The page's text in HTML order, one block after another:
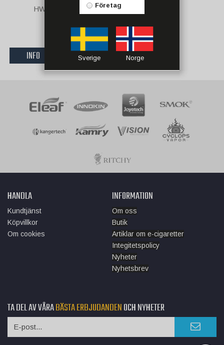
HW-N 0,2 Coil
INFO KÖP NU
HANDLA
Kundtjänst
Köpvillkor
Om cookies
INFORMATION
Om oss
Butik
Artiklar om e-cigaretter
Integitetspolicy
Nyheter
Nyhetsbrev
TA DEL AV VÅRABÄSTA ERBJUDANDENOCH NYHETER
Företag
Sverige Norge